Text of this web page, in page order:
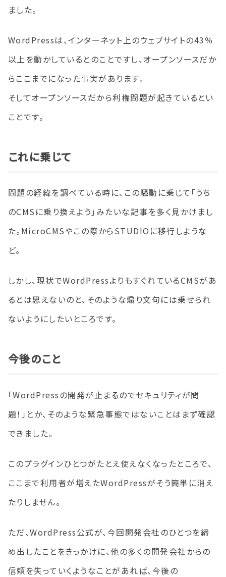
ました。
WordPressは、インターネット上のウェブサイトの43％
以上を動かしているとのことですし、オープンソースだか
らここまでになった事実があります。
そしてオープンソースだから利権問題が起きているとい
ことです。
これに乗じて
問題の経緯を調べている時に、この騒動に乗じて「うち
のCMSに乗り換えよう」みたいな記事を多く見かけまし
た。MicroCMSやこの際からSTUDIOに移行しような
ど。
しかし、現状でWordPressよりもすぐれているCMSがあ
るとは思えないのと、そのような煽り文句には乗せられ
ないようにしたいところです。
今後のこと
「WordPressの開発が止まるのでセキュリティが問
題！」とか、そのような緊急事態ではないことはまず確認
できました。
このプラグインひとつがたとえ使えなくなったところで、
ここまで利用者が増えたWordPressがそう簡単に消え
たりしません。
ただ、WordPress公式が、今回開発会社のひとつを締
め出したことをきっかけに、他の多くの開発会社からの
信頼を失っていくようなことがあれば、今後の